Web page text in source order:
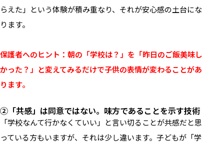
らえた」という体験が積み重なり、それが安心感の土台にな
ります。
保護者へのヒント：朝の「学校は？」を「昨日のご飯美味し
かった？」と変えてみるだけで子供の表情が変わることがあ
ります。
②「共感」は同意ではない。味方であることを示す技術
「学校なんて行かなくていい」と言い切ることが共感だと思
っている方もいますが、それは少し違います。子どもが「学